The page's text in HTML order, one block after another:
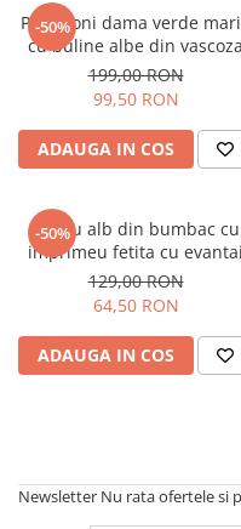
-50%
Pantaloni dama verde
cu buline albe din vascoza
199,00 RON
99,50 RON
ADAUGA IN COS
-50%
Tricou alb din bumbac cu
imprimeu fetita cu evantai
129,00 RON
64,50 RON
ADAUGA IN COS
Newsletter Nu rata ofertele si